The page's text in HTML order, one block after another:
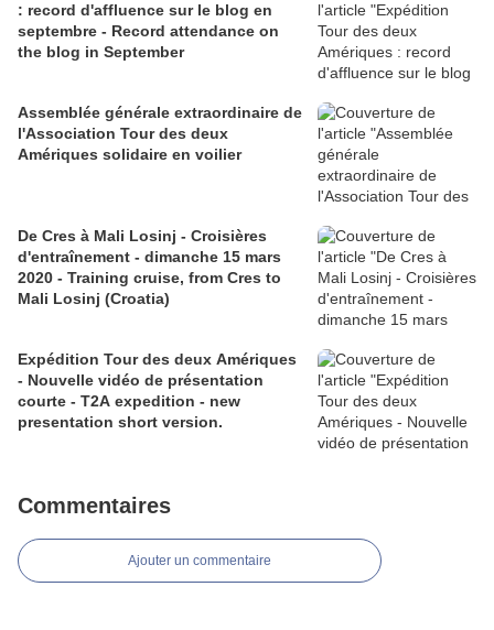
: record d'affluence sur le blog en
septembre - Record attendance on
the blog in September
Assemblée générale extraordinaire de
l'Association Tour des deux
Amériques solidaire en voilier
De Cres à Mali Losinj - Croisières
d'entraînement - dimanche 15 mars
2020 - Training cruise, from Cres to
Mali Losinj (Croatia)
Expédition Tour des deux Amériques
- Nouvelle vidéo de présentation
courte - T2A expedition - new
presentation short version.
Commentaires
Ajouter un commentaire